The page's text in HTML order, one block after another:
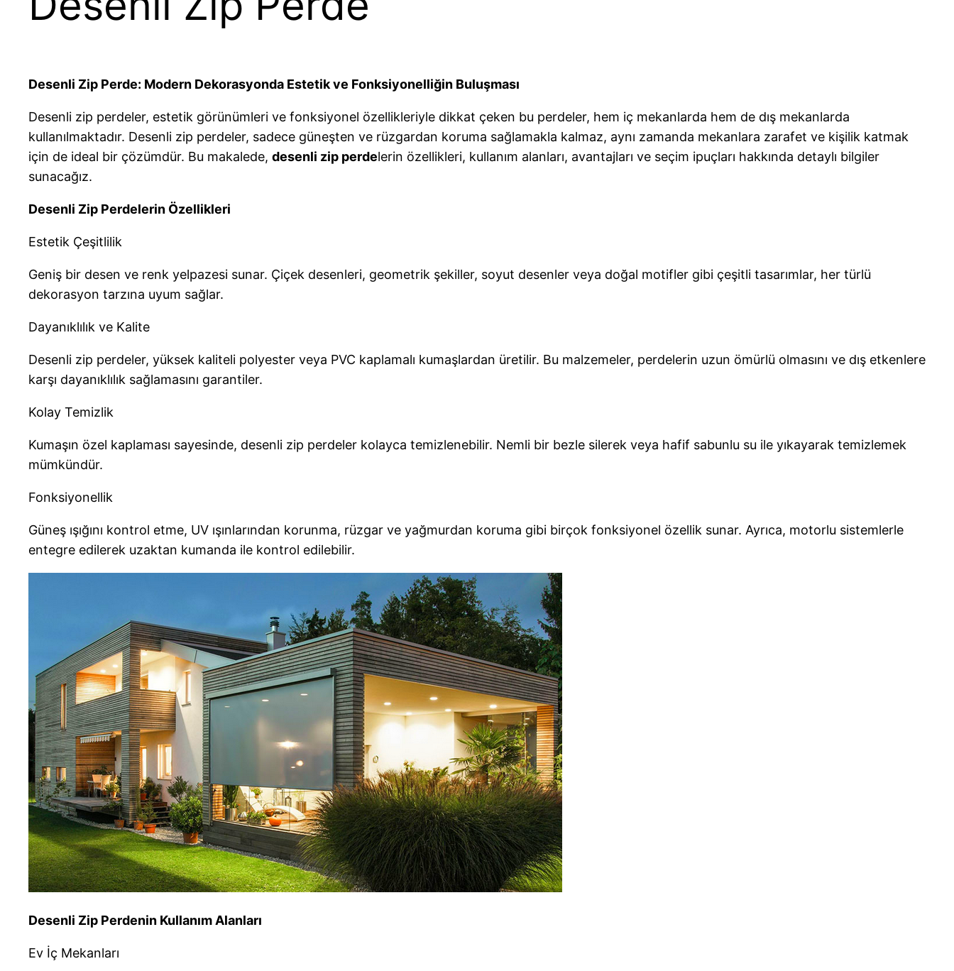
Desenli Zip Perde: Modern Dekorasyonda Estetik ve Fonksiyonelliğin Buluşması
Desenli zip perdeler, estetik görünümleri ve fonksiyonel özellikleriyle dikkat çeken bu perdeler, hem iç mekanlarda hem de dış mekanlarda
kullanılmaktadır. Desenli zip perdeler, sadece güneşten ve rüzgardan koruma sağlamakla kalmaz, aynı zamanda mekanlara zarafet ve kişilik katmak
için de ideal bir çözümdür. Bu makalede, desenli zip perdelerin özellikleri, kullanım alanları, avantajları ve seçim ipuçları hakkında detaylı bilgiler
sunacağız.
Desenli Zip Perdelerin Özellikleri
Estetik Çeşitlilik
Geniş bir desen ve renk yelpazesi sunar. Çiçek desenleri, geometrik şekiller, soyut desenler veya doğal motifler gibi çeşitli tasarımlar, her türlü
dekorasyon tarzına uyum sağlar.
Dayanıklılık ve Kalite
Desenli zip perdeler, yüksek kaliteli polyester veya PVC kaplamalı kumaşlardan üretilir. Bu malzemeler, perdelerin uzun ömürlü olmasını ve dış etkenlere
karşı dayanıklılık sağlamasını garantiler.
Kolay Temizlik
Kumaşın özel kaplaması sayesinde, desenli zip perdeler kolayca temizlenebilir. Nemli bir bezle silerek veya hafif sabunlu su ile yıkayarak temizlemek
mümkündür.
Fonksiyonellik
Güneş ışığını kontrol etme, UV ışınlarından korunma, rüzgar ve yağmurdan koruma gibi birçok fonksiyonel özellik sunar. Ayrıca, motorlu sistemlerle
entegre edilerek uzaktan kumanda ile kontrol edilebilir.
Desenli Zip Perdenin Kullanım Alanları
Ev İç Mekanları